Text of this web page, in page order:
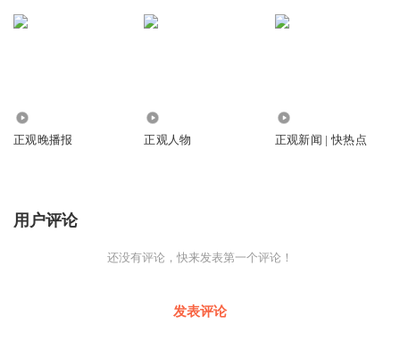
正观晚播报 正观人物 正观新闻 | 快热点
用户评论
还没有评论，快来发表第一个评论！
发表评论